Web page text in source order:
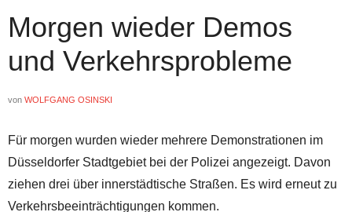
Morgen wieder Demos
und Verkehrsprobleme
von WOLFGANG OSINSKI
Für morgen wurden wieder mehrere Demonstrationen im
Düsseldorfer Stadtgebiet bei der Polizei angezeigt. Davon
ziehen drei über innerstädtische Straßen. Es wird erneut zu
Verkehrsbeeinträchtigungen kommen.